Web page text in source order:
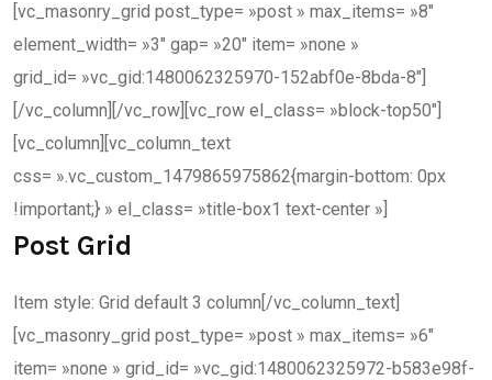
[vc_masonry_grid post_type= »post » max_items= »8″
element_width= »3″ gap= »20″ item= »none »
grid_id= »vc_gid:1480062325970-152abf0e-8bda-8″]
[/vc_column][/vc_row][vc_row el_class= »block-top50″]
[vc_column][vc_column_text
css= ».vc_custom_1479865975862{margin-bottom: 0px
!important;} » el_class= »title-box1 text-center »]
Post Grid
Item style: Grid default 3 column[/vc_column_text]
[vc_masonry_grid post_type= »post » max_items= »6″
item= »none » grid_id= »vc_gid:1480062325972-b583e98f-